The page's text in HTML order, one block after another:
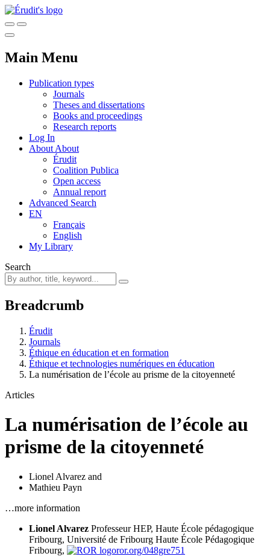
Main Menu
Publication types
Journals
Theses and dissertations
Books and proceedings
Research reports
Log In
About About
Érudit
Coalition Publica
Open access
Annual report
Advanced Search
EN
Français
English
My Library
Search
Breadcrumb
Érudit
Journals
Éthique en éducation et en formation
Éthique et technologies numériques en éducation
La numérisation de l’école au prisme de la citoyenneté
Articles
La numérisation de l’école au
prisme de la citoyenneté
Lionel Alvarez and
Mathieu Payn
…more information
Lionel Alvarez Professeur HEP, Haute École pédagogique
Fribourg, Université de Fribourg Haute École Pédagogique
Fribourg,
ror.org/048gre751